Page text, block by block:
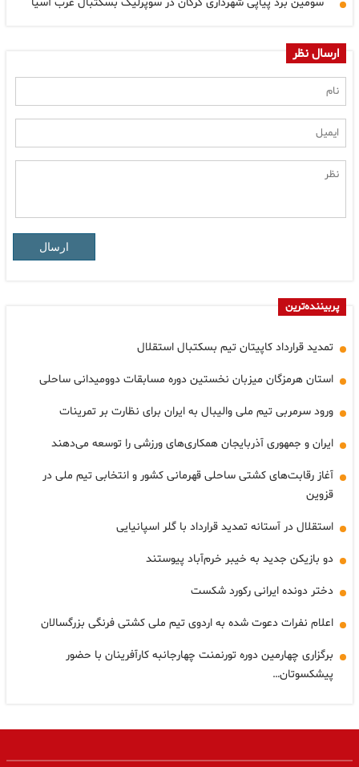
ارسال نظر
ارسال
پربیننده‌ترین
تمدید قرارداد کاپیتان تیم بسکتبال استقلال
استان هرمزگان میزبان نخستین دوره مسابقات دوومیدانی ساحلی
ورود سرمربی تیم ملی والیبال به ایران برای نظارت بر تمرینات
ایران و جمهوری آذربایجان همکاری‌های ورزشی را توسعه می‌دهند
آغاز رقابت‌های کشتی ساحلی قهرمانی کشور و انتخابی تیم ملی در
قزوین
استقلال در آستانه تمدید قرارداد با گلر اسپانیایی
دو بازیکن جدید به خیبر خرم‌آباد پیوستند
دختر دونده ایرانی رکورد شکست
اعلام نفرات دعوت شده به اردوی تیم ملی کشتی فرنگی بزرگسالان
برگزاری چهارمین دوره تورنمنت چهارجانبه کارآفرینان با حضور
پیشکسوتان…